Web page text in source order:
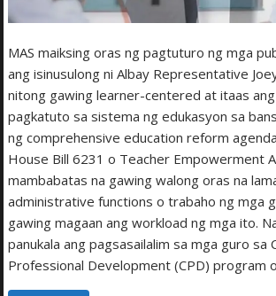
MAS maiksing oras ng pagtuturo ng mga
ang isinusulong ni Albay Representative
nitong gawing learner-centered at itaas
pagkatuto sa sistema ng edukasyon sa
ng comprehensive education reform
House Bill 6231 o Teacher Empowerment
mambabatas na gawing walong oras na
administrative functions o trabaho ng mga
gawing magaan ang workload ng mga ito.
panukala ang pagsasailalim sa mga guro sa
Professional Development (CPD) program